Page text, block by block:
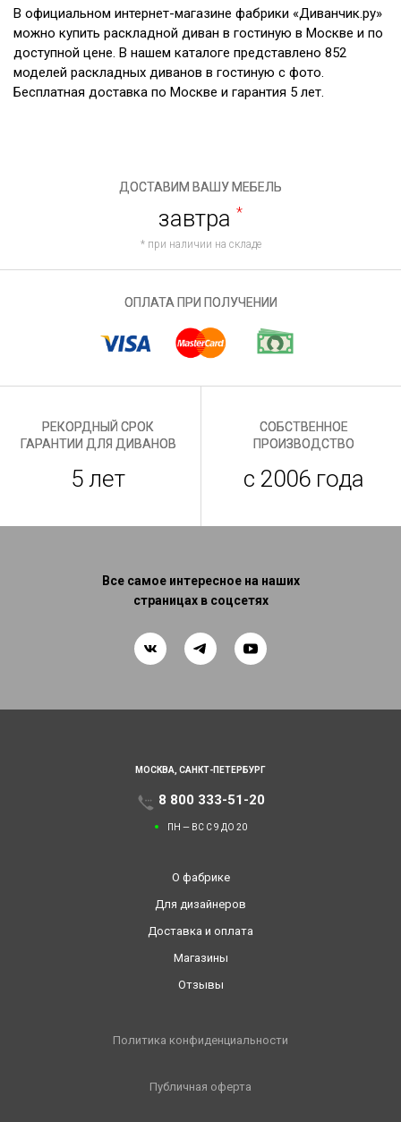
В официальном интернет-магазине фабрики «Диванчик.ру»
можно купить раскладной диван в гостиную в Москве и по
доступной цене. В нашем каталоге представлено 852
моделей раскладных диванов в гостиную с фото.
Бесплатная доставка по Москве и гарантия 5 лет.
ДОСТАВИМ ВАШУ МЕБЕЛЬ
завтра *
* при наличии на складе
ОПЛАТА ПРИ ПОЛУЧЕНИИ
РЕКОРДНЫЙ СРОК
ГАРАНТИИ ДЛЯ ДИВАНОВ
5 лет
СОБСТВЕННОЕ
ПРОИЗВОДСТВО
с 2006 года
Все самое интересное на наших
страницах в соцсетях
МОСКВА, САНКТ-ПЕТЕРБУРГ
8 800 333-51-20
ПН — ВС С 9 ДО 20
О фабрике
Для дизайнеров
Доставка и оплата
Магазины
Отзывы
Политика конфиденциальности
Публичная оферта